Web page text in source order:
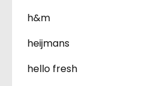
h&m
heijmans
hello fresh